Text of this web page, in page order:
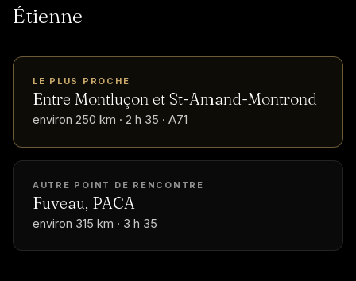
Étienne
LE PLUS PROCHE
Entre Montluçon et St-Amand-Montrond
environ 250 km · 2 h 35 · A71
AUTRE POINT DE RENCONTRE
Fuveau, PACA
environ 315 km · 3 h 35